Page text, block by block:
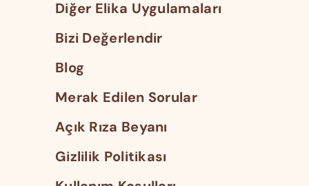
Diğer Elika Uygulamaları
Bizi Değerlendir
Blog
Merak Edilen Sorular
Açık Rıza Beyanı
Gizlilik Politikası